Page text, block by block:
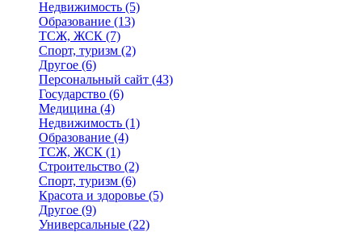
Недвижимость (5)
Образование (13)
ТСЖ, ЖСК (7)
Спорт, туризм (2)
Другое (6)
Персональный сайт (43)
Государство (6)
Медицина (4)
Недвижимость (1)
Образование (4)
ТСЖ, ЖСК (1)
Строительство (2)
Спорт, туризм (6)
Красота и здоровье (5)
Другое (9)
Универсальные (22)